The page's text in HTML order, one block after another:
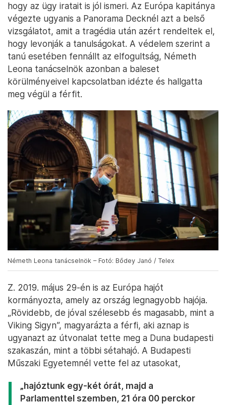
hogy az ügy iratait is jól ismeri. Az Európa kapitánya
végezte ugyanis a Panorama Decknél azt a belső
vizsgálatot, amit a tragédia után azért rendeltek el,
hogy levonják a tanulságokat. A védelem szerint a
tanú esetében fennállt az elfogultság, Németh
Leona tanácselnök azonban a baleset
körülményeivel kapcsolatban idézte és hallgatta
meg végül a férfit.
Németh Leona tanácselnök – Fotó: Bődey Janó / Telex
Z. 2019. május 29-én is az Európa hajót
kormányozta, amely az ország legnagyobb hajója.
„Rövidebb, de jóval szélesebb és magasabb, mint a
Viking Sigyn”, magyarázta a férfi, aki aznap is
ugyanazt az útvonalat tette meg a Duna budapesti
szakaszán, mint a többi sétahajó. A Budapesti
Műszaki Egyetemnél vette fel az utasokat,
„hajóztunk egy-két órát, majd a
Parlamenttel szemben, 21 óra 00 perckor